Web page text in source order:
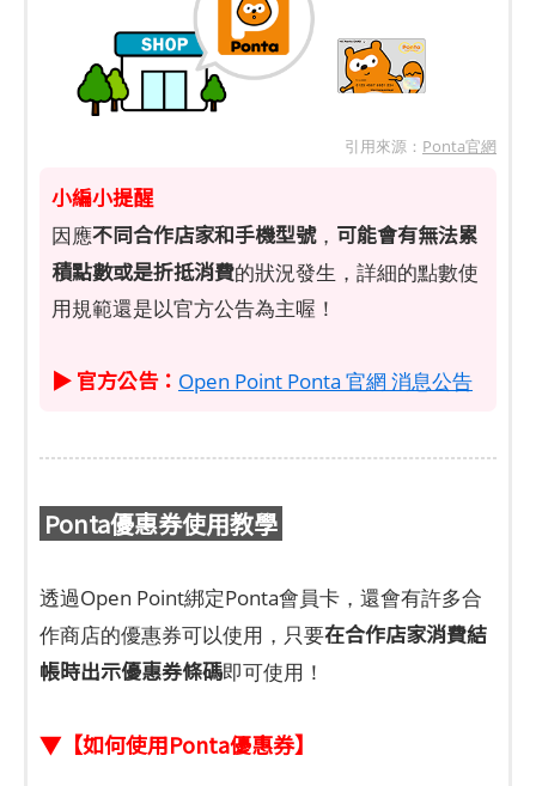
引用來源： Ponta官網
小編小提醒
因應不同合作店家和手機型號， 可能會有無法累
積點數或是折抵消費的狀況發生，詳細的點數使
用規範還是以官方公告為主喔！
▶ 官方公告： Open Point Ponta 官網 消息公告
Ponta優惠券使用教學
透過Open Point綁定Ponta會員卡，還會有許多合
作商店的優惠券可以使用，只要在合作店家消費結
帳時出示優惠券條碼即可使用！
▼【如何使用Ponta優惠券】